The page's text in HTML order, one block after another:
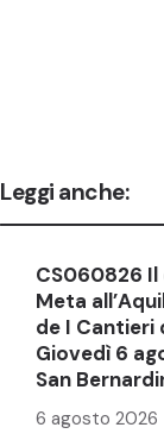
Leggi anche:
CS060826
Meta
de I Cantieri
Giovedì 6
San
6 agosto 2026